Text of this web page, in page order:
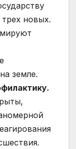
новых.
земле.